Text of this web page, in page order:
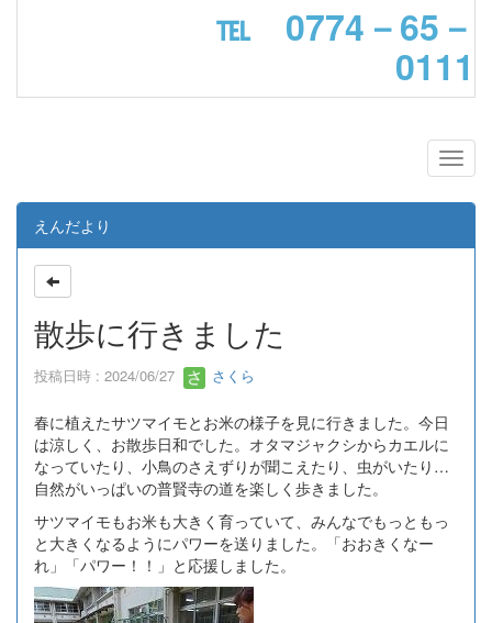
℡ 0774－65－
0111
えんだより
散歩に行きました
投稿日時 : 2024/06/27 さくら
春に植えたサツマイモとお米の様子を見に行きました。今日
は涼しく、お散歩日和でした。オタマジャクシからカエルに
なっていたり、小鳥のさえずりが聞こえたり、虫がいたり…
自然がいっぱいの普賢寺の道を楽しく歩きました。
サツマイモもお米も大きく育っていて、みんなでもっともっ
と大きくなるようにパワーを送りました。「おおきくなー
れ」「パワー！！」と応援しました。